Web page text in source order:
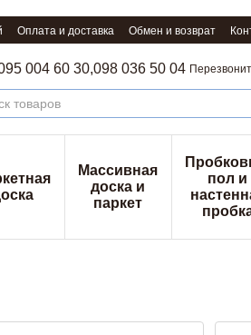
Оплата и доставка Обмен и возврат
004 60 30,098 036 50 04
Массивная
доска и
паркет
пол и